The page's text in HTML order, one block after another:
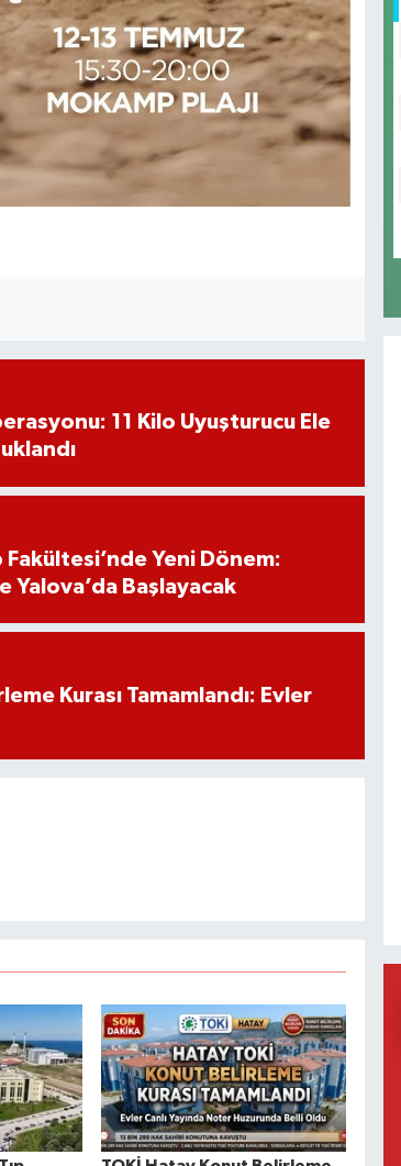
11 Kilo Uyuşturucu Ele
Yeni Dönem:
Başlayacak
Kurası Tamamlandı: Evler